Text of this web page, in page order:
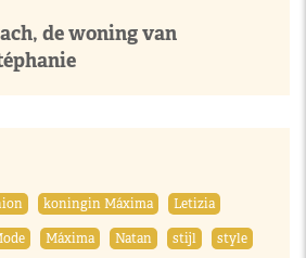
de woning van
koningin Máxima
Letizia
Máxima Natan stijl style